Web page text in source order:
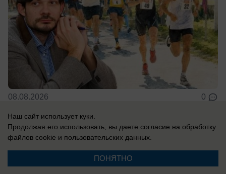
08.08.2026 0
Новости СМИ2
Наш сайт использует куки.
Продолжая его использовать, вы даете согласие на обработку
файлов cookie и пользовательских данных.
ПОНЯТНО